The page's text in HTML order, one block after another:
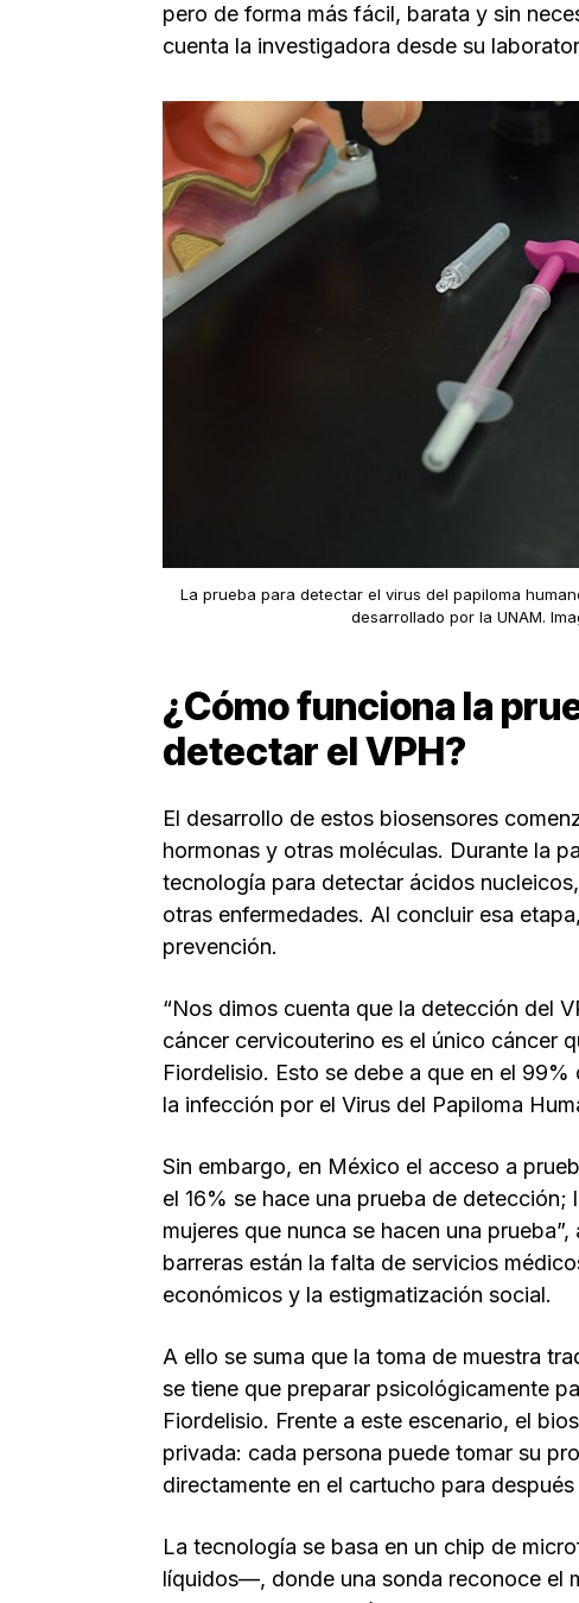
pero de forma más fácil, barata y sin
cuenta la investigadora desde su
La prueba para detectar el virus del papiloma
desarrollado por la UNAM.
¿Cómo funciona la
detectar el VPH?
El desarrollo de estos biosensores
hormonas y otras moléculas. Durante la
tecnología para detectar ácidos
otras enfermedades. Al concluir esa
prevención.
“Nos dimos cuenta que la detección del
cáncer cervicouterino es el único cáncer
Fiordelisio. Esto se debe a que en el
la infección por el Virus del Papiloma
Sin embargo, en México el acceso a
el 16% se hace una prueba de
mujeres que nunca se hacen una
barreras están la falta de servicios
económicos y la estigmatización social.
A ello se suma que la toma de muestra
se tiene que preparar psicológicamente
Fiordelisio. Frente a este escenario, el
privada: cada persona puede tomar su
directamente en el cartucho para
La tecnología se basa en un chip de
líquidos—, donde una sonda reconoce el